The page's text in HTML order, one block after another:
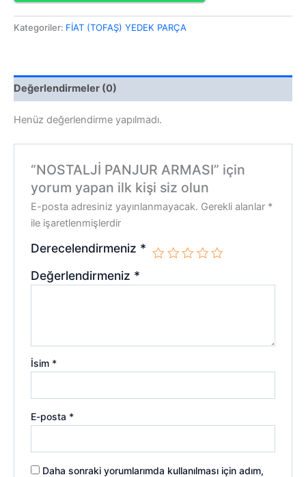
Kategoriler: FİAT (TOFAŞ) YEDEK PARÇA
Değerlendirmeler (0)
Henüz değerlendirme yapılmadı.
“NOSTALJİ PANJUR ARMASI” için
yorum yapan ilk kişi siz olun
E-posta adresiniz yayınlanmayacak. Gerekli alanlar *
ile işaretlenmişlerdir
Derecelendirmeniz *
Değerlendirmeniz *
İsim *
E-posta *
Daha sonraki yorumlarımda kullanılması için adım,